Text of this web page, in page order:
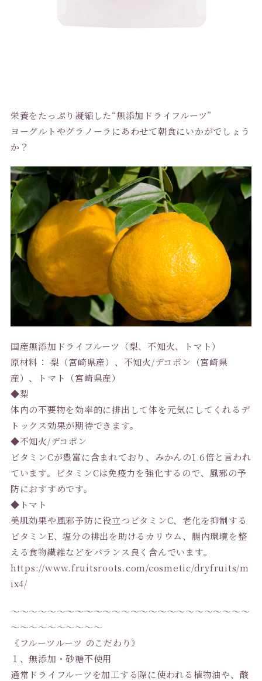
栄養をたっぷり凝縮した“無添加ドライフルーツ”
ヨーグルトやグラノーラにあわせて朝食にいかがでしょう
か？
国産無添加ドライフルーツ（梨、不知火、トマト）
原材料： 梨（宮崎県産）、不知火/デコポン（宮崎県
産）、トマト（宮崎県産）
◆梨
体内の不要物を効率的に排出して体を元気にしてくれるデ
トックス効果が期待できます。
◆不知火/デコポン
ビタミンCが豊富に含まれており、みかんの1.6倍と言われ
ています。ビタミンCは免疫力を強化するので、風邪の予
防におすすめです。
◆トマト
美肌効果や風邪予防に役立つビタミンC、老化を抑制する
ビタミンE、塩分の排出を助けるカリウム、腸内環境を整
える食物繊維などをバランス良く含んでいます。
https://www.fruitsroots.com/cosmetic/dryfruits/m
ix4/
〜〜〜〜〜〜〜〜〜〜〜〜〜〜〜〜〜〜〜〜〜〜〜〜〜〜
〜〜〜〜〜〜〜〜〜〜
《フルーツルーツ のこだわり》
１、無添加・砂糖不使用
通常ドライフルーツを加工する際に使われる植物油や、酸